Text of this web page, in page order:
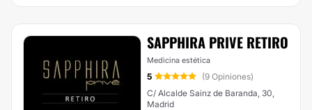
SAPPHIRA PRIVE RETIRO
Medicina estética
5
(9 Opiniones)
C/ Alcalde Sainz de Baranda, 30,
Madrid